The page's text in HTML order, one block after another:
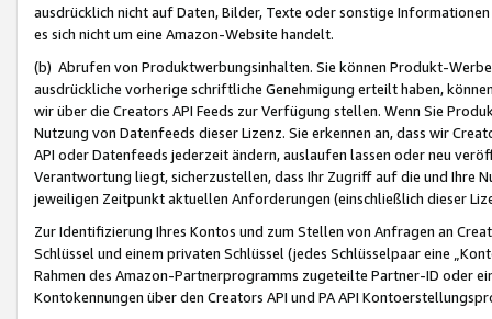
ausdrücklich nicht auf Daten, Bilder, Texte oder sonstige
es sich nicht um eine Amazon-Website handelt.
(b) Abrufen von Produktwerbungsinhalten. Sie können Produkt-
ausdrückliche vorherige schriftliche Genehmigung erteilt haben,
wir über die Creators API Feeds zur Verfügung stellen. Wenn Sie
Nutzung von Datenfeeds dieser Lizenz. Sie erkennen an, dass wir
API oder Datenfeeds jederzeit ändern, auslaufen lassen oder neu
Verantwortung liegt, sicherzustellen, dass Ihr Zugriff auf die und Ihre
jeweiligen Zeitpunkt aktuellen Anforderungen (einschließlich dieser
Zur Identifizierung Ihres Kontos und zum Stellen von Anfragen an
Schlüssel und einem privaten Schlüssel (jedes Schlüsselpaar eine
Rahmen des Amazon-Partnerprogramms zugeteilte Partner-ID oder
Kontokennungen über den Creators API und PA API